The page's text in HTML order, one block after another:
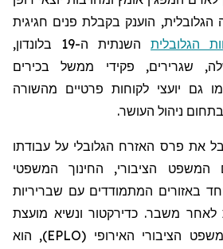
הגלובלית, הוענק בקבלת פנים חגיגית
הגלובלית
השנתית ה-19 בלונדון,
שגרירים, פקידי ממשל בכירים
גם יועצי לקוחות פרטיים מהשורה
ניהול העושר.
את פרס האזרח הגלובלי על עבודתו
המשפט הציבורי, החינוך המשפטי
באזורים המתמודדים עם שבריריות
לאחר משבר. כדירקטור ונשיא מועצת
המנהלים של ארגון המשפט הציבורי האירופי (EPLO), הוא